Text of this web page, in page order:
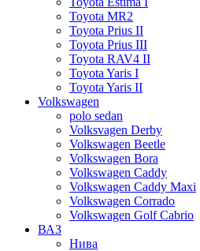
Toyota MR2
Toyota Prius II
Toyota Prius III
Toyota RAV4 II
Toyota Yaris I
Toyota Yaris II
Volkswagen
polo sedan
Volksvagen Derby
Volkswagen Beetle
Volkswagen Bora
Volkswagen Caddy
Volkswagen Caddy Maxi
Volkswagen Corrado
Volkswagen Golf Cabrio
ВАЗ
Нива